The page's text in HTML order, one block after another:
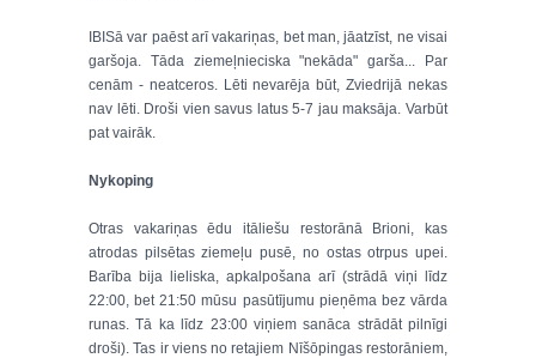
IBISā var paēst arī vakariņas, bet man, jāatzīst, ne visai
garšoja. Tāda ziemeļnieciska "nekāda" garša... Par
cenām - neatceros. Lēti nevarēja būt, Zviedrijā nekas
nav lēti. Droši vien savus latus 5-7 jau maksāja. Varbūt
pat vairāk.
Nykoping
Otras vakariņas ēdu itāliešu restorānā Brioni, kas
atrodas pilsētas ziemeļu pusē, no ostas otrpus upei.
Barība bija lieliska, apkalpošana arī (strādā viņi līdz
22:00, bet 21:50 mūsu pasūtījumu pieņēma bez vārda
runas. Tā ka līdz 23:00 viņiem sanāca strādāt pilnīgi
droši). Tas ir viens no retajiem Nīšōpingas restorāniem,